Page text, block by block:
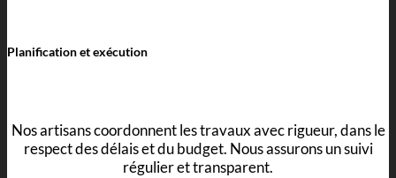
Planification et exécution
Nos artisans coordonnent les travaux avec rigueur, dans le
respect des délais et du budget. Nous assurons un suivi
régulier et transparent.